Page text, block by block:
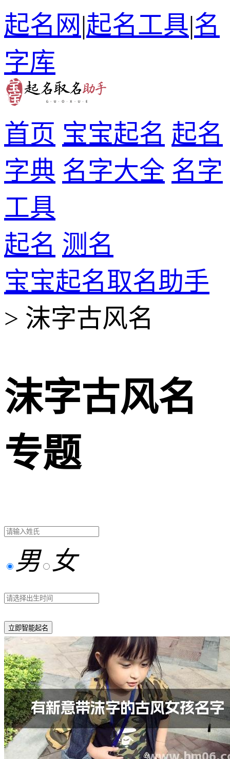
起名网|起名工具|名
字库
首页 宝宝起名 起名
字典 名字大全 名字
工具
起名 测名
宝宝起名取名助手
> 沫字古风名
沫字古风名
专题
男 女
立即智能起名